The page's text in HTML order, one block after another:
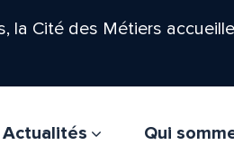
Cité des Métiers
Actualités
Qui